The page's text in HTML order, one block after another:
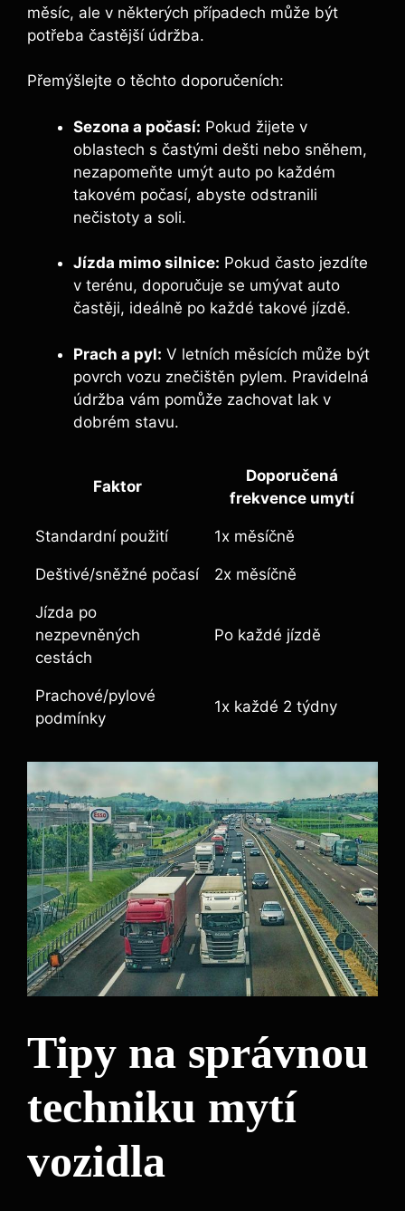
měsíc, ale v některých případech může být
potřeba častější údržba.
Přemýšlejte o těchto doporučeních:
Sezona a počasí: Pokud žijete v
oblastech s častými dešti nebo sněhem,
nezapomeňte umýt auto po každém
takovém počasí, abyste odstranili
nečistoty a soli.
Jízda mimo silnice: Pokud často jezdíte
v terénu, doporučuje se umývat auto
častěji, ideálně po každé takové jízdě.
Prach a pyl: V letních měsících může být
povrch vozu znečištěn pylem. Pravidelná
údržba vám pomůže zachovat lak v
dobrém stavu.
Faktor
Doporučená
frekvence umytí
Standardní použití 1x měsíčně
Deštivé/sněžné počasí 2x měsíčně
Jízda po
nezpevněných
cestách
Po každé jízdě
Prachové/pylové
podmínky
1x každé 2 týdny
Tipy na správnou
techniku mytí
vozidla